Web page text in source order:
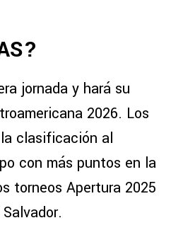
jornada y hará su
2026. Los
clasificación al
con más puntos en la
torneos Apertura 2025